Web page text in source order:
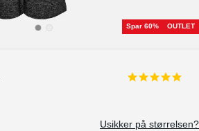
Spar 60% OUTLET
5.0
Usikker på størrelsen?